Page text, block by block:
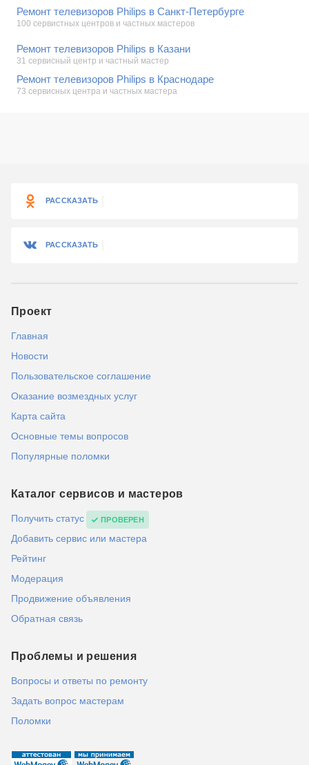
Ремонт телевизоров Philips в Санкт-Петербурге
100 сервистных центров и частных мастеров
Ремонт телевизоров Philips в Казани
31 сервисный центр и частный мастер
Ремонт телевизоров Philips в Краснодаре
73 сервисных центра и частных мастера
РАССКАЗАТЬ
РАССКАЗАТЬ
Проект
Главная
Новости
Пользовательское соглашение
Оказание возмездных услуг
Карта сайта
Основные темы вопросов
Популярные поломки
Каталог сервисов и мастеров
Получить статус ПРОВЕРЕН
Добавить сервис или мастера
Рейтинг
Модерация
Продвижение объявления
Обратная связь
Проблемы и решения
Вопросы и ответы по ремонту
Задать вопрос мастерам
Поломки